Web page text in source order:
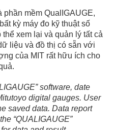
mềm QualIGAUGE,
kỳ máy đo kỹ thuật số
xem lại và quản lý tất cả
liệu và đồ thị có sẵn với
của MIT rất hữu ích cho
software, date
digital gauges. User
saved data. Data report
“QUALIGAUGE”